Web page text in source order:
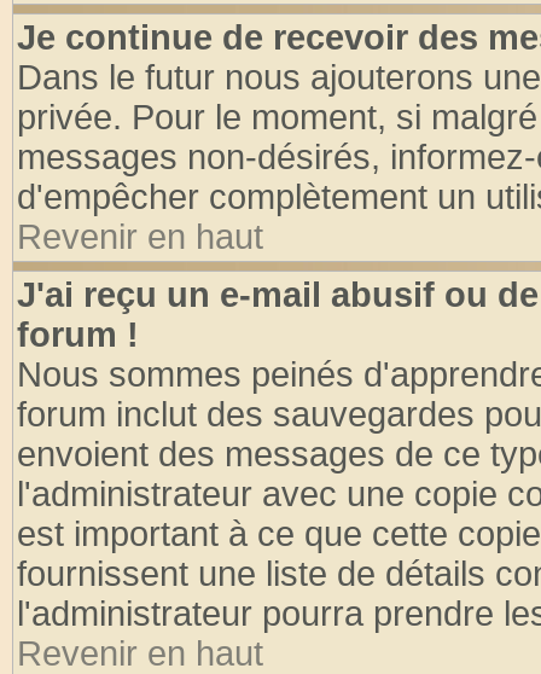
Je continue de recevoir des
Dans le futur nous ajouterons
privée. Pour le moment, si
messages non-désirés,
d'empêcher complètement un
Revenir en haut
J'ai reçu un e-mail abusif ou
forum !
Nous sommes peinés
forum inclut des sauvegardes
envoient des messages de ce
l'administrateur avec une copie
est important à ce que cette
fournissent une liste de détails
l'administrateur pourra prendre
Revenir en haut